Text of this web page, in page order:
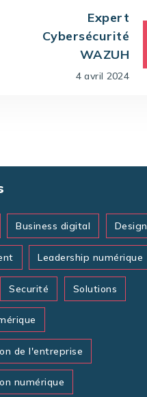
Expert
Cybersécurité
WAZUH
4 avril 2024
Business digital Design
Leadership numérique
Securité Solutions
de l'entreprise
numérique